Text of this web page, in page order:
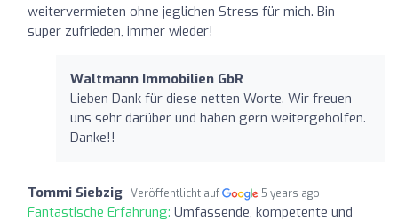
weitervermieten ohne jeglichen Stress für mich. Bin
super zufrieden, immer wieder!
Waltmann Immobilien GbR
Lieben Dank für diese netten Worte. Wir freuen
uns sehr darüber und haben gern weitergeholfen.
Danke!!
Tommi Siebzig Veröffentlicht auf 5 years ago
Fantastische Erfahrung: Umfassende, kompetente und